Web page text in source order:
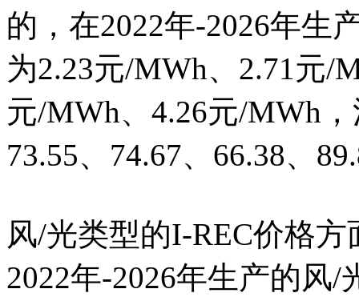
的，在2022年-2026年生
为2.23元/MWh、2.71元/
元/MWh、4.26元/MWh
73.55、74.67、66.38、
风/光类型的I-REC价格
2022年-2026年生产的风